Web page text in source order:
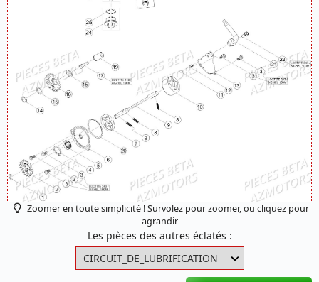
Zoomer en toute simplicité ! Survolez pour zoomer, ou cliquez pour
agrandir
Les pièces des autres éclatés :